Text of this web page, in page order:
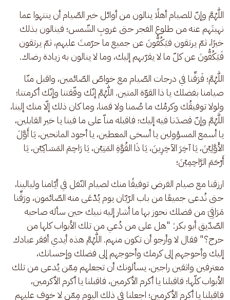
اللّٰهُمَّ وإنّ للصيام أهلًا ينالون من أوائل خير الصّيام أن ينتهوا عما
نهيتَهم عنه من طلوع الفجر حتى غروبِ الشّمس؛ فينالون بذلك
خيرًا، ثمّ يرتقون فيَكُفُّونَ عن جميع ما حرّمتَ عليهم، ثمّ يرتقون
فَيَكُفُّونَ عن كلّ ما لا يقرّبهم إليك، وما لا ينالون به زيادة رضاك.
اللّٰهُمَّ؛ فَرَقِّنا في درجات الصّيام مع خواصّ الصّائمين، واقبل منّا
صيامنا بفضلك يا ذا القوّة المتين. اللّٰهُمَّ إنّك وفّقتنا وإنّك أكرمتنا؛
ولولا توفيقُك وكرمُك ما صُمنا ولا قمنا، وما كان ذلك إلّا منك إلينا،
اللّٰهُمَّ وإنّ قصدَنا فيه إليك؛ فاقبله مناّ على ما فينا يا خير القابلين،
يا أسمع المسؤولين يا أسخى المعطين، يا أجود المانحين، يَا أَوَّلَ
الأَوَّلِيْنَ، يَا آخِرَ الآخِرِينَ، يَا ذَا القُوَّةِ المَتِيْن، يَا رَاحِمَ المَسَاكِيْن، يَا
أَرْحَمَ الرَّاحِمِيْنَ؛
ارزقنا مع صيام الفرض توفيقًا منك لصيام النّفل في أيّامنا وليالينا،
حتى نُدعى جميعًا من باب الرّيّان يوم يُدْعَى منه الصّائمون، ورَقِّنا
مَرَاقِيَ من فضلك نحوز بها ما أشار إليه نبيك حين سأله صاحبه
الصّدّيق أبو بكر: "هل على من دُعي من تلك الأبواب كلها من
حرج؟" فقال لا وأرجو أن تكون منهم. اللّٰهُمَّ هذه أيدي أفقر عبادك
إليك وأحوجهم إلى كرمك وأحوجهم إلى فضلك وإحسانك،
معترفين واثقين راجين، يسألونك أن تجعلهم مِمّن يُدعى من تلك
الأبواب كلّها؛ فاقبلنا يا أكرم الأكرمين، فاقبلنا يا أكرم الأكرمين،
فاقبلنا يا أكرم الأكرمين؛ اجعلنا في ذلك اليوم مِمّن لا خوف عليهم